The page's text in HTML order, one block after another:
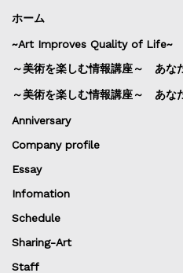
ホーム
~Art Improves Quality of Life~
～美術を楽しむ情報講座～ あな
～美術を楽しむ情報講座～ あな
Anniversary
Company profile
Essay
Infomation
Schedule
Sharing-Art
Staff